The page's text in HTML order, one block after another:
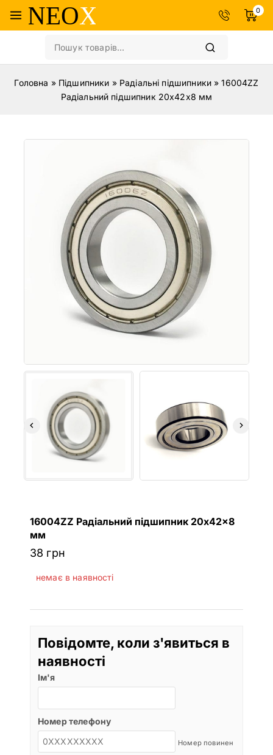
0
Головна » Підшипники » Радіальні підшипники»16004ZZ
Радіальний підшипник 20x42x8 мм
16004ZZ Радіальний підшипник 20x42x8
мм
38 грн
немає в наявності
Повідомте, коли з'явиться в
наявності
Ім'я
Номер телефону
Номер повинен